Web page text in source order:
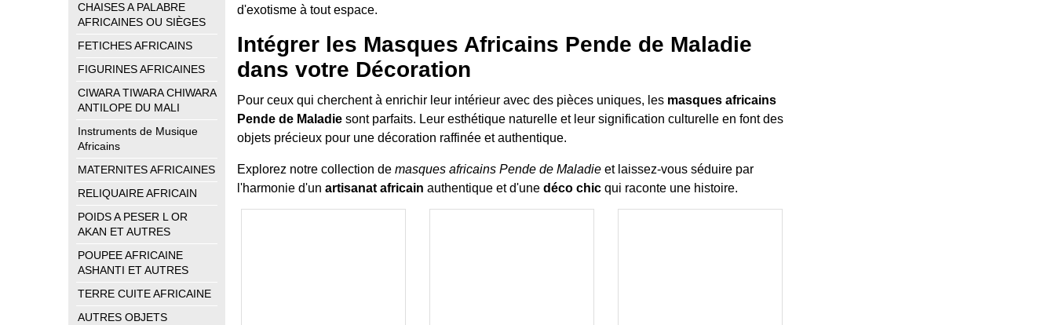
CHAISES A PALABRE
AFRICAINES OU SIÈGES
FETICHES AFRICAINS
FIGURINES AFRICAINES
CIWARA TIWARA CHIWARA
ANTILOPE DU MALI
Instruments de Musique
Africains
MATERNITES AFRICAINES
RELIQUAIRE AFRICAIN
POIDS A PESER L OR
AKAN ET AUTRES
POUPEE AFRICAINE
ASHANTI ET AUTRES
TERRE CUITE AFRICAINE
AUTRES OBJETS
d'exotisme à tout espace.
Intégrer les Masques Africains Pende de Maladie
dans votre Décoration
Pour ceux qui cherchent à enrichir leur intérieur avec des pièces uniques, les masques africains
Pende de Maladie sont parfaits. Leur esthétique naturelle et leur signification culturelle en font des
objets précieux pour une décoration raffinée et authentique.
Explorez notre collection de masques africains Pende de Maladie et laissez-vous séduire par
l'harmonie d'un artisanat africain authentique et d'une déco chic qui raconte une histoire.